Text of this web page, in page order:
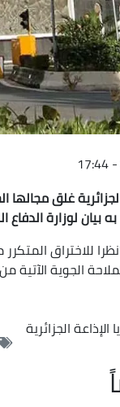
غلق مجالها
بيان لوزارة الدفاع
للاختراق
الإذاعة الجزائرية